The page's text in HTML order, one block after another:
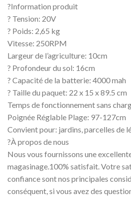
?Information produit
? Tension: 20V
? Poids: 2,65 kg
Vitesse: 250RPM
Largeur de l’agriculture: 10cm
? Profondeur du sol: 16cm
? Capacité de la batterie: 4000 mah
? Taille du paquet: 22 x 15 x 89.5 cm
Temps de fonctionnement sans
Poignée Réglable Plage: 97-127cm
Convient pour: jardins, parcelles de
?À propos de nous
Nous vous fournissons une
magasinage.100% satisfait. Votre
confiance sont nos principales
conséquent, si vous avez des